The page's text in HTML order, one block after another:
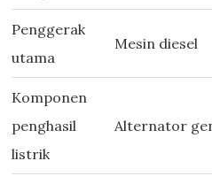
Penggerak
utama
Mesin diesel
Komponen
penghasil
listrik
Alternator